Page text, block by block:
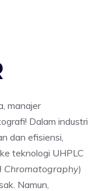
manajer
Dalam industri
dan efisiensi,
teknologi UHPLC
Chromatography)
Namun,